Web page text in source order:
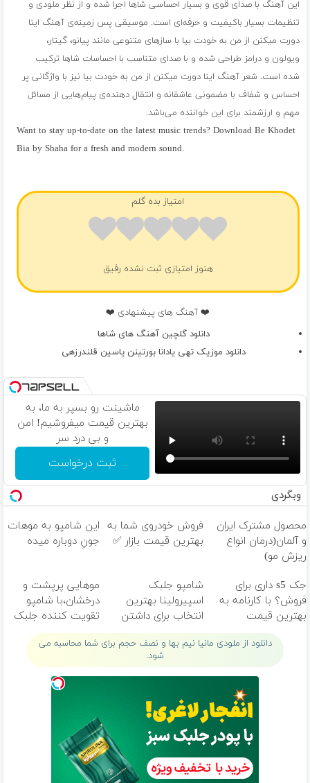
این آهنگ با صدای قوی و بسیار احساسی شاها اجرا شده و از نظر ملودی و
تنظیمات بسیار باکیفیت و حرفه‌ای است. موسیقی پس زمینه‌ی آهنگ اینا
دورت میکنن از من به خودت بیا با سازهای متنوعی مانند پیانو، گیتار،
ویولون و درامز طراحی شده و با صدای متناسب با احساسات شاها ترکیب
شده است. شعر آهنگ اینا دورت میکنن از من به خودت بیا نیز با واژگانی پر
احساس و شفاف با مضمونی عاشقانه و انتقال دهنده‌ی پیام‌هایی از مسائل
مهم و ارزشمند برای این خواننده می‌باشد.
Want to stay up-to-date on the latest music trends? Download Be Khodet
Bia by Shaha for a fresh and modern sound.
امتیاز بده گلم
هنوز امتیازی ثبت نشده رفیق
❤️ آهنگ های پیشنهادی ❤️
دانلود گلچین آهنگ های شاها
دانلود موزیک تهی یادانا بورتینن یاسین قلندرزهی
ماشینت رو بسپر به ما، به
بهترین قیمت میفروشیم! امن
و بی درد سر
ثبت درخواست
وبگردی
محصول مشترک ایران
و آلمان(درمان انواع
ریزش مو)
فروش خودروی شما به
بهترین قیمت بازار ✅
این شامپو به موهات
جونِ دوباره میده
جک s5 داری برای
فروش؟ با کارنامه به
بهترین قیمت
شامپو جلبک
اسپیرولینا بهترین
انتخاب برای داشتن
موهای پرپشت
موهایی پرپشت و
درخشان،با شامپو
تقویت کننده جلبک
دانلود از ملودی مانیا نیم بها و نصف حجم برای شما محاسبه می
شود.